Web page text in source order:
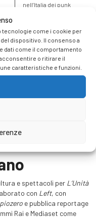
tecnologie come i cookie per
dispositivo. Il consenso a
dati come il comportamento
o ritirare il
caratteristiche e funzioni.
nell’Italia dei punk
e spettacoli per L’Unità
con Left, con
e pubblica reportage
Rai e Mediaset come